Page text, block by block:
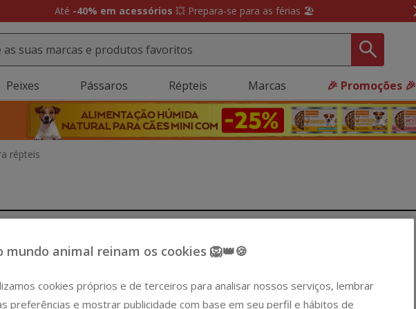
Até -40% em acessórios 💥 Prepara-se para as férias 🏖️
Peixes Pássaros Répteis Marcas 🎉 Promoções 🎉
répteis
mundo animal reinam os cookies 🦁👑🍪
cookies próprios e de terceiros para analisar nossos serviços, lembrar
preferências e mostrar publicidade com base em seu perfil e hábitos de